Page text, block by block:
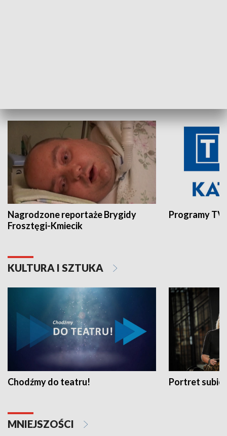
Nagrodzone reportaże Brygidy
Frosztęgi-Kmiecik
Programy
KULTURA I SZTUKA
Chodźmy do teatru! Portret
MNIEJSZOŚCI